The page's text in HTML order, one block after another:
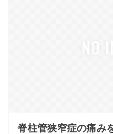
脊柱管狭窄症の痛み